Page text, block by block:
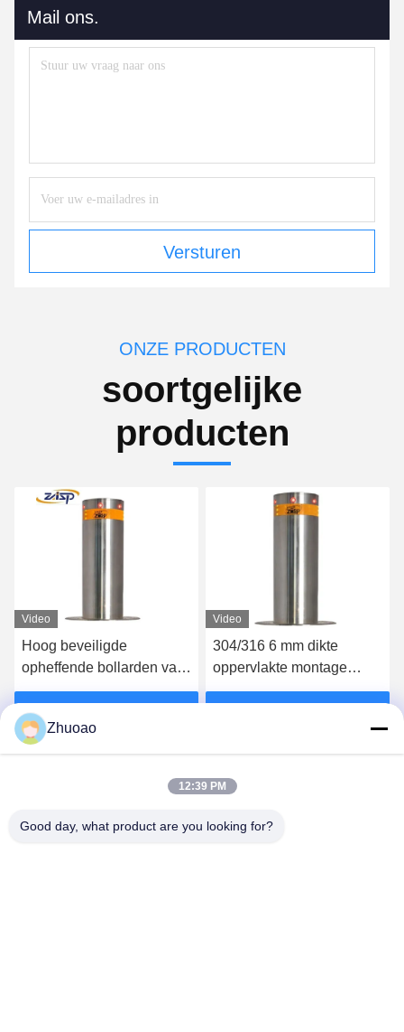
Mail ons.
Versturen
ONZE PRODUCTEN
soortgelijke
producten
Video
Hoog beveiligde
opheffende bollarden van
roestvrij staal met CE-
certificering
Video
304/316 6 mm dikte
oppervlakte montage
bollards automatisch
Zhuoao
12:39 PM
Good day, what product are you looking for?